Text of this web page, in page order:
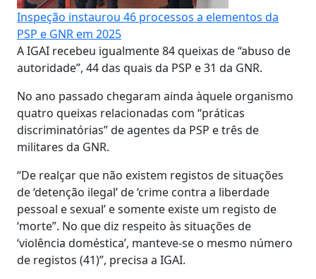
Inspeção instaurou 46 processos a elementos da
PSP e GNR em 2025
A IGAI recebeu igualmente 84 queixas de “abuso de
autoridade”, 44 das quais da PSP e 31 da GNR.
No ano passado chegaram ainda àquele organismo
quatro queixas relacionadas com “práticas
discriminatórias” de agentes da PSP e três de
militares da GNR.
“De realçar que não existem registos de situações
de ‘detenção ilegal’ de ‘crime contra a liberdade
pessoal e sexual’ e somente existe um registo de
‘morte”. No que diz respeito às situações de
‘violência doméstica’, manteve-se o mesmo número
de registos (41)”, precisa a IGAI.